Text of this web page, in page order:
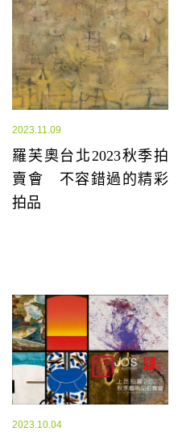
2023.11.09
羅芙奧台北2023秋季拍
賣會 不容錯過的精彩
拍品
2023.10.04